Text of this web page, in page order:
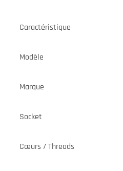
Caractéristique
Modèle
Marque
Socket
Cœurs / Threads